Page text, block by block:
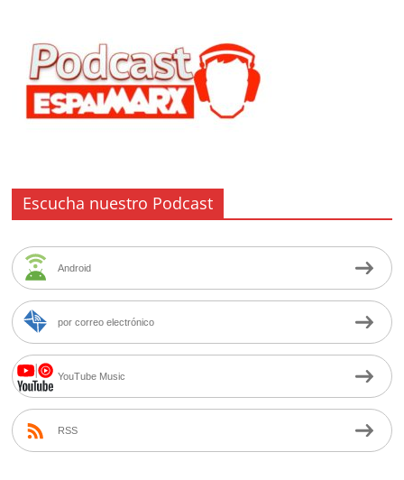
Escucha nuestro Podcast
Android
por correo electrónico
YouTube Music
RSS